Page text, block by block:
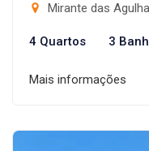
Mirante das
4 Quartos 3
Mais informações